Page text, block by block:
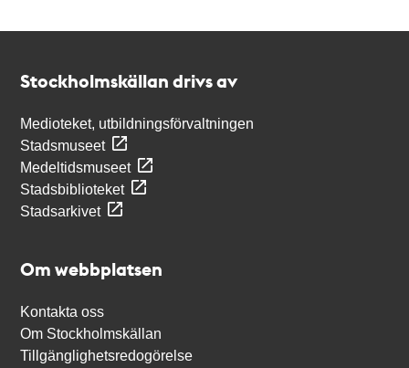
Stockholmskällan drivs av
Medioteket, utbildningsförvaltningen
Stadsmuseet
Medeltidsmuseet
Stadsbiblioteket
Stadsarkivet
Om webbplatsen
Kontakta oss
Om Stockholmskällan
Tillgänglighetsredogörelse